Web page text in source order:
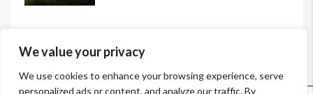
We value your privacy
We use cookies to enhance your browsing experience, serve
personalized ads or content, and analyze our traffic. By